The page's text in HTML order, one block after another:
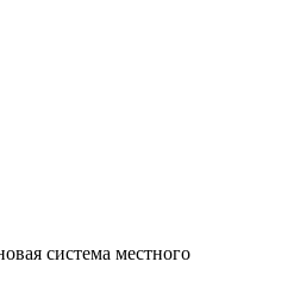
система местного